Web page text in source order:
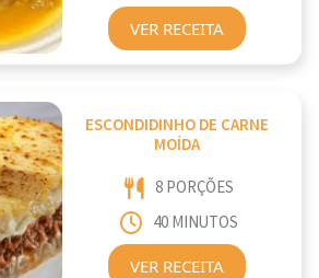
VER RECEITA
ESCONDIDINHO DE CARNE
MOÍDA
8 PORÇÕES
40 MINUTOS
VER RECEITA